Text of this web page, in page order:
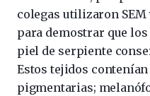
colegas utilizaron
para demostrar que
piel de serpiente
Estos tejidos
pigmentarias;